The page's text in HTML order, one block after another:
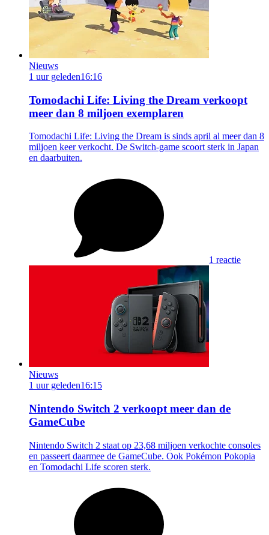
Nieuws
1 uur geleden16:16
Tomodachi Life: Living the Dream verkoopt
meer dan 8 miljoen exemplaren
Tomodachi Life: Living the Dream is sinds april al meer dan 8
miljoen keer verkocht. De Switch-game scoort sterk in Japan
en daarbuiten.
1 reactie
Nieuws
1 uur geleden16:15
Nintendo Switch 2 verkoopt meer dan de
GameCube
Nintendo Switch 2 staat op 23,68 miljoen verkochte consoles
en passeert daarmee de GameCube. Ook Pokémon Pokopia
en Tomodachi Life scoren sterk.